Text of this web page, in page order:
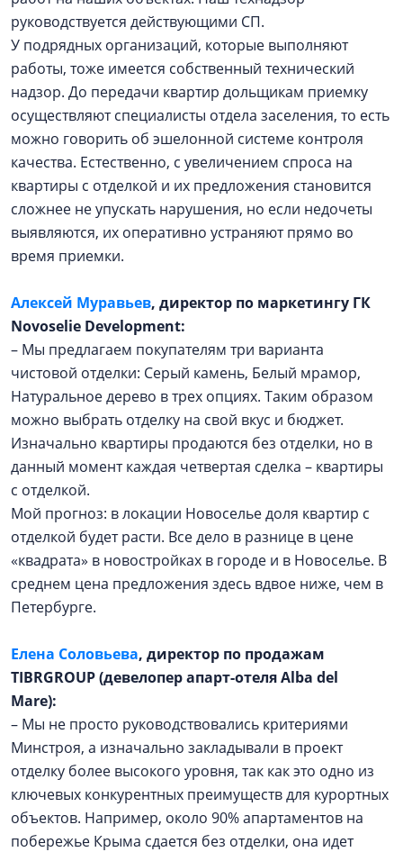
руководствуется действующими СП.
У подрядных организаций, которые выполняют
работы, тоже имеется собственный технический
надзор. До передачи квартир дольщикам приемку
осуществляют специалисты отдела заселения, то есть
можно говорить об эшелонной системе контроля
качества. Естественно, с увеличением спроса на
квартиры с отделкой и их предложения становится
сложнее не упускать нарушения, но если недочеты
выявляются, их оперативно устраняют прямо во
время приемки.
Алексей Муравьев, директор по маркетингу ГК
Novoselie Development:
– Мы предлагаем покупателям три варианта
чистовой отделки: Серый камень, Белый мрамор,
Натуральное дерево в трех опциях. Таким образом
можно выбрать отделку на свой вкус и бюджет.
Изначально квартиры продаются без отделки, но в
данный момент каждая четвертая сделка – квартиры
с отделкой.
Мой прогноз: в локации Новоселье доля квартир с
отделкой будет расти. Все дело в разнице в цене
«квадрата» в новостройках в городе и в Новоселье. В
среднем цена предложения здесь вдвое ниже, чем в
Петербурге.
Елена Соловьева, директор по продажам
TIBRGROUP (девелопер апарт-отеля Alba del
Mare):
– Мы не просто руководствовались критериями
Минстроя, а изначально закладывали в проект
отделку более высокого уровня, так как это одно из
ключевых конкурентных преимуществ для курортных
объектов. Например, около 90% апартаментов на
побережье Крыма сдается без отделки, она идет